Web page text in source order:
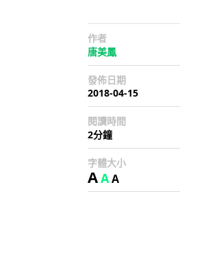
作者
唐美鳳
發佈日期
2018-04-15
閱讀時間
2分鐘
字體大小
AAA